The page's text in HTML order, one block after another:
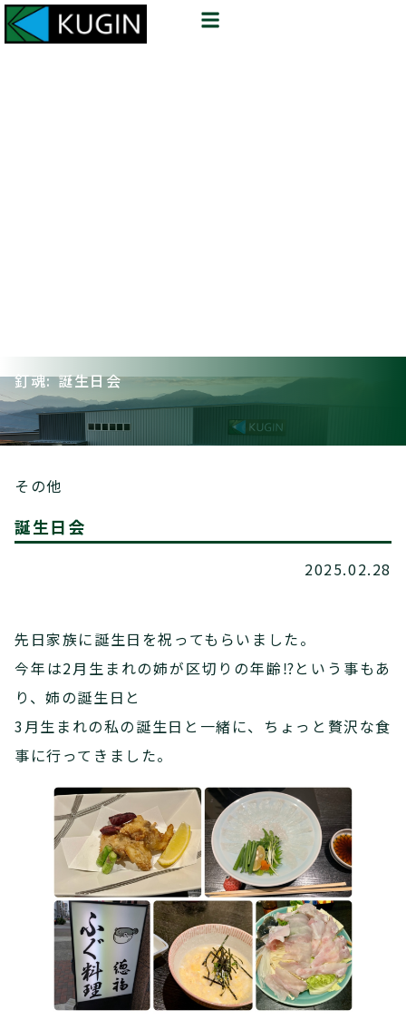
釘魂: 誕生日会
その他
誕生日会
2025.02.28
先日家族に誕生日を祝ってもらいました。
今年は2月生まれの姉が区切りの年齢⁉という事もあ
り、姉の誕生日と
3月生まれの私の誕生日と一緒に、ちょっと贅沢な食
事に行ってきました。